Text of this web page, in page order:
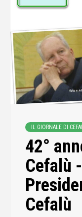
IL GIORNALE DI
42°
Cefalù
Cefalù